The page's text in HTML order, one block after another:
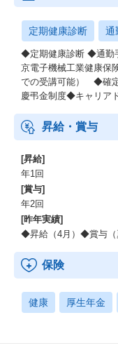
定期健康診断 通
◆定期健康診断 ◆通
京電子機械工業健康
での受講可能） ◆確
慶弔金制度◆キャリア
昇給・賞与
[昇給]
年1回
[賞与]
年2回
[昨年実績]
◆昇給（4月）◆賞与（
保険
健康 厚生年金